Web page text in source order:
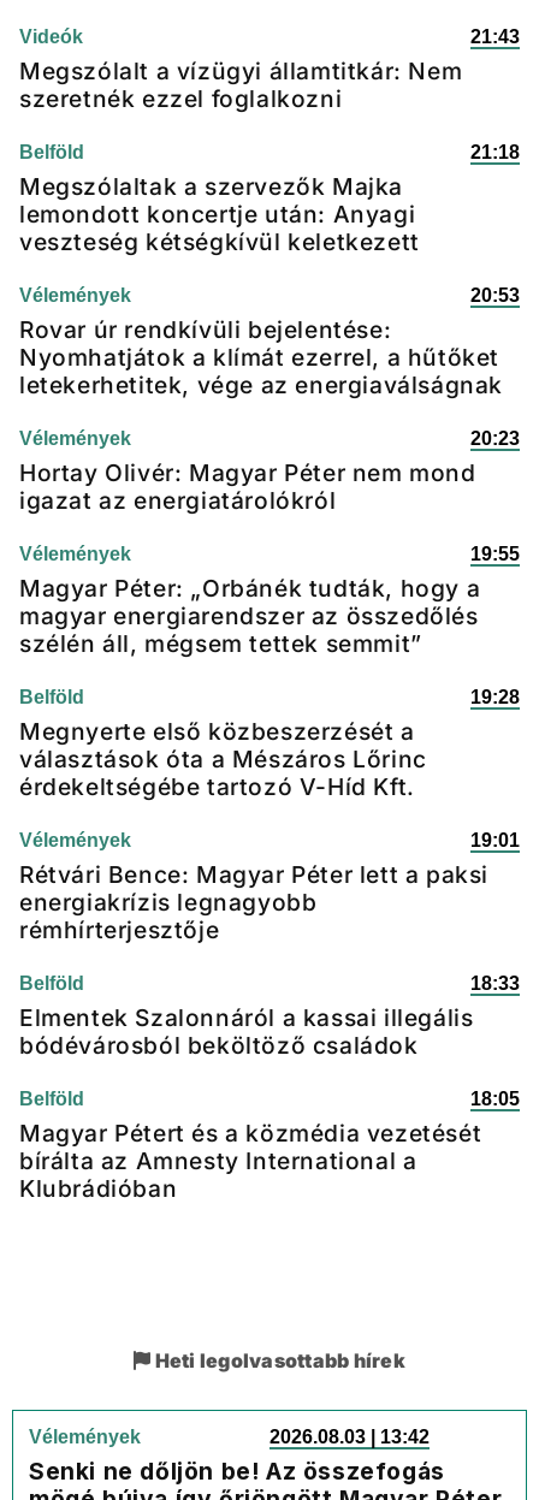
Videók 21:43
Megszólalt a vízügyi államtitkár: Nem
szeretnék ezzel foglalkozni
Belföld 21:18
Megszólaltak a szervezők Majka
lemondott koncertje után: Anyagi
veszteség kétségkívül keletkezett
Vélemények 20:53
Rovar úr rendkívüli bejelentése:
Nyomhatjátok a klímát ezerrel, a hűtőket
letekerhetitek, vége az energiaválságnak
Vélemények 20:23
Hortay Olivér: Magyar Péter nem mond
igazat az energiatárolókról
Vélemények 19:55
Magyar Péter: „Orbánék tudták, hogy a
magyar energiarendszer az összedőlés
szélén áll, mégsem tettek semmit”
Belföld 19:28
Megnyerte első közbeszerzését a
választások óta a Mészáros Lőrinc
érdekeltségébe tartozó V-Híd Kft.
Vélemények 19:01
Rétvári Bence: Magyar Péter lett a paksi
energiakrízis legnagyobb
rémhírterjesztője
Belföld 18:33
Elmentek Szalonnáról a kassai illegális
bódévárosból beköltöző családok
Belföld 18:05
Magyar Pétert és a közmédia vezetését
bírálta az Amnesty International a
Klubrádióban
Heti legolvasottabb hírek
Vélemények 2026.08.03 | 13:42
Senki ne dőljön be! Az összefogás